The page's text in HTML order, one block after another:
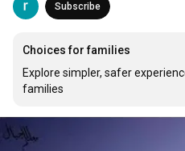
Subscribe
Choices for families
Explore simpler, safer
families